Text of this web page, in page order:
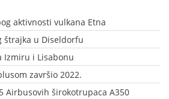
aktivnosti vulkana Etna
štrajka u Diseldorfu
Izmiru i Lisabonu
završio 2022.
Airbusovih širokotrupaca A350